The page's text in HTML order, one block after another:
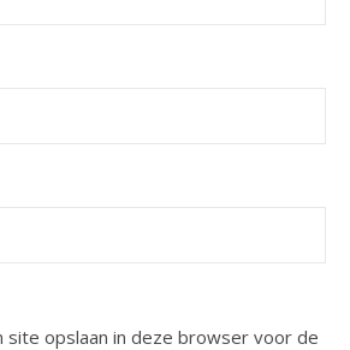
site opslaan in deze browser voor de